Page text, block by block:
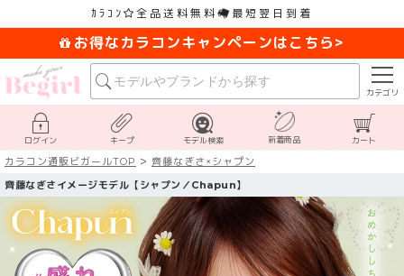
ｶﾗｺﾝ 全品送料無料 最短翌日到着
お得なカラコンキャンペーンはこちら>
カテゴリ
ログイン キープ モデル検索 新着商品 カート
カラコン通販ビガールTOP
齊藤なぎさ×シャプン
齊藤なぎさイメージモデル【シャプン／Chapun】